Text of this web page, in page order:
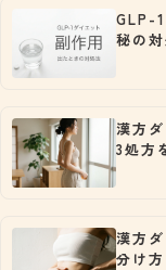
GLP-
秘の
漢方
3処方
漢方
分け方